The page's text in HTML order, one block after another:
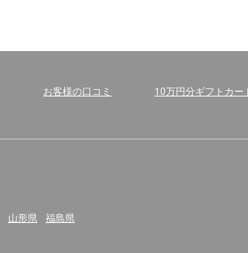
お客様の口コミ 10万円分ギフトカー
山形県 福島県